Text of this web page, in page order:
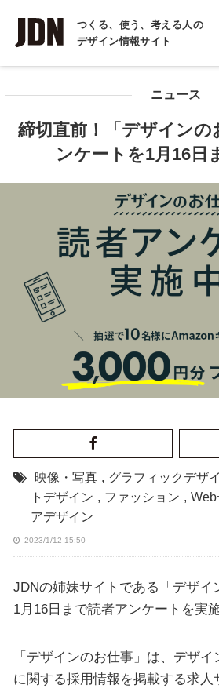
つくる、使う、考える人の
デザイン情報サイト
INTERVIEW
インタビュー
COLUMN
ニュース
締切直前！「デザインの
ンケートを1月16日
映像・写真 , グラフィックデザ
トデザイン , ファッション , Web
アデザイン
2023/1/12 15:50
JDNの姉妹サイトである「デザイ
1月16日まで読者アンケートを実
「デザインのお仕事」は、デザ
に関する採用情報を掲載する求人